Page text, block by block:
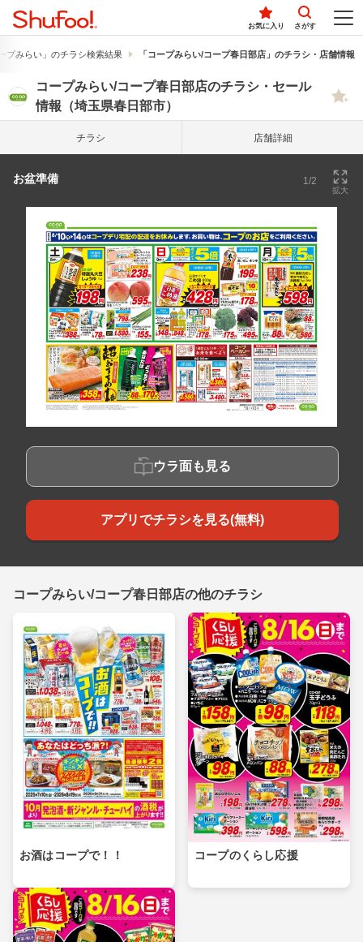
お気に入り さがす
プみらい」のチラシ検索結果 「コープみらい/コープ春日部店」のチラシ・店舗情報
コープみらい/コープ春日部店のチラシ・セール
情報（埼玉県春日部市）
チラシ 店舗詳細
お盆準備 1/2
拡大
ウラ面も見る
アプリでチラシを見る(無料)
コープみらい/コープ春日部店の他のチラシ
お酒はコープで！！ コープのくらし応援